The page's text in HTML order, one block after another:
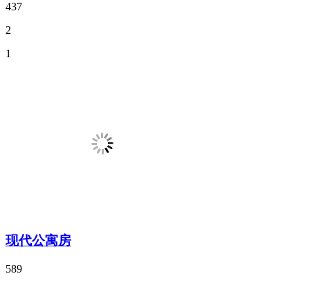
437
2
1
现代公寓房
589